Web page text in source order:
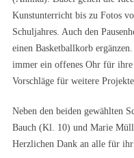
Kunstunterricht bis zu Fotos
Schuljahres. Auch den
einen Basketballkorb
immer ein offenes Ohr für
Vorschläge für weitere
Neben den beiden gewählten
Bauch (Kl. 10) und Marie
Herzlichen Dank an alle für